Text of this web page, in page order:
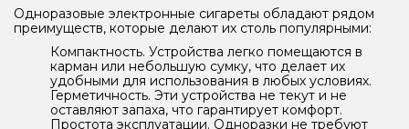
Одноразовые электронные сигареты обладают рядом
преимуществ, которые делают их столь популярными:
Компактность. Устройства легко помещаются в
карман или небольшую сумку, что делает их
удобными для использования в любых условиях.
Герметичность. Эти устройства не текут и не
оставляют запаха, что гарантирует комфорт.
Простота эксплуатации. Одноразки не требуют